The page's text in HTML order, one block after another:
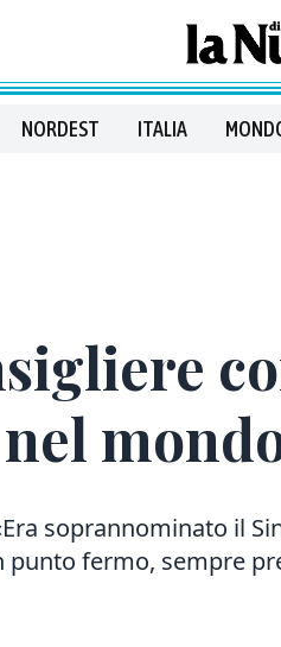
NORDEST ITALIA
soprannominato il
fermo, sempre